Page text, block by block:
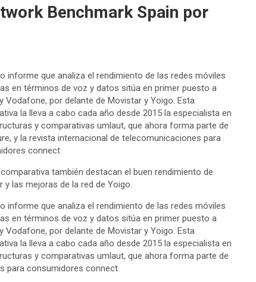
Benchmark Spain por
informe que analiza el rendimiento de las redes móviles
en términos de voz y datos sitúa en primer puesto a
Vodafone, por delante de Movistar y Yoigo. Esta
la lleva a cabo cada año desde 2015 la especialista en
y comparativas umlaut, que ahora forma parte de
y la revista internacional de telecomunicaciones para
connect
también destacan el buen rendimiento de
y las mejoras de la red de Yoigo.
informe que analiza el rendimiento de las redes móviles
en términos de voz y datos sitúa en primer puesto a
Vodafone, por delante de Movistar y Yoigo. Esta
la lleva a cabo cada año desde 2015 la especialista en
y comparativas umlaut, que ahora forma parte de
para consumidores connect.